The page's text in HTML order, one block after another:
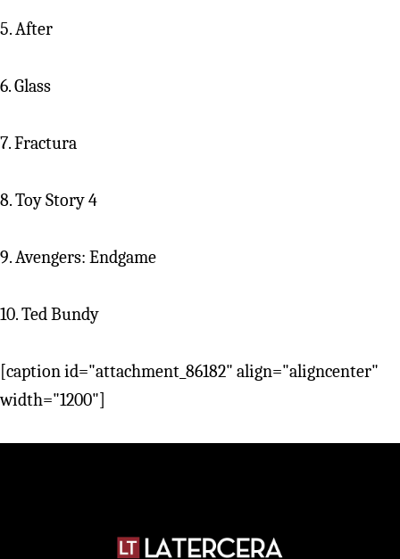
5. After
6. Glass
7. Fractura
8. Toy Story 4
9. Avengers: Endgame
10. Ted Bundy
[caption id="attachment_86182" align="aligncenter"
width="1200"]